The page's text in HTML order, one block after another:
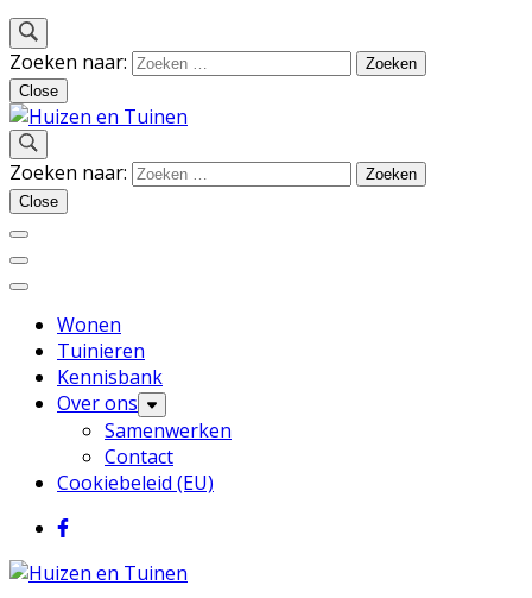
Zoeken naar:
Close
Huizen en Tuinen
Inspiratie voor wonen en tuinieren
Zoeken naar:
Close
Wonen
Tuinieren
Kennisbank
Over ons
Samenwerken
Contact
Cookiebeleid (EU)